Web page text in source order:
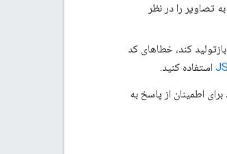
تصاویر را در نظر
کند، خطاهای کد
استفاده کنید.
اطمینان از پاسخ به